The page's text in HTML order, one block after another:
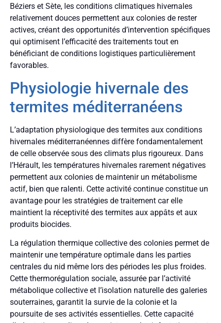
Béziers et Sète, les conditions climatiques hivernales
relativement douces permettent aux colonies de rester
actives, créant des opportunités d’intervention spécifiques
qui optimisent l’efficacité des traitements tout en
bénéficiant de conditions logistiques particulièrement
favorables.
Physiologie hivernale des
termites méditerranéens
L’adaptation physiologique des termites aux conditions
hivernales méditerranéennes diffère fondamentalement
de celle observée sous des climats plus rigoureux. Dans
l’Hérault, les températures hivernales rarement négatives
permettent aux colonies de maintenir un métabolisme
actif, bien que ralenti. Cette activité continue constitue un
avantage pour les stratégies de traitement car elle
maintient la réceptivité des termites aux appâts et aux
produits biocides.
La régulation thermique collective des colonies permet de
maintenir une température optimale dans les parties
centrales du nid même lors des périodes les plus froides.
Cette thermorégulation sociale, assurée par l’activité
métabolique collective et l’isolation naturelle des galeries
souterraines, garantit la survie de la colonie et la
poursuite de ses activités essentielles. Cette capacité